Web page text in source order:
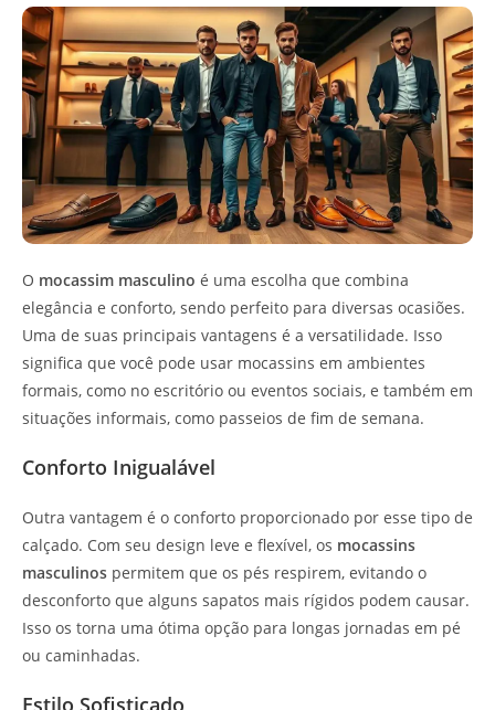
O mocassim masculino é uma escolha que combina
elegância e conforto, sendo perfeito para diversas ocasiões.
Uma de suas principais vantagens é a versatilidade. Isso
significa que você pode usar mocassins em ambientes
formais, como no escritório ou eventos sociais, e também em
situações informais, como passeios de fim de semana.
Conforto Inigualável
Outra vantagem é o conforto proporcionado por esse tipo de
calçado. Com seu design leve e flexível, os mocassins
masculinos permitem que os pés respirem, evitando o
desconforto que alguns sapatos mais rígidos podem causar.
Isso os torna uma ótima opção para longas jornadas em pé
ou caminhadas.
Estilo Sofisticado